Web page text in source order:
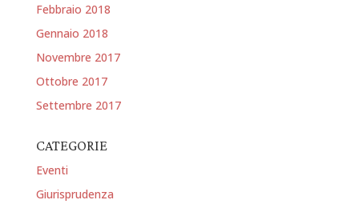
Febbraio 2018
Gennaio 2018
Novembre 2017
Ottobre 2017
Settembre 2017
CATEGORIE
Eventi
Giurisprudenza